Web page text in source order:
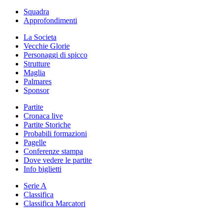
Squadra
Approfondimenti
La Societa
Vecchie Glorie
Personaggi di spicco
Strutture
Maglia
Palmares
Sponsor
Partite
Cronaca live
Partite Storiche
Probabili formazioni
Pagelle
Conferenze stampa
Dove vedere le partite
Info biglietti
Serie A
Classifica
Classifica Marcatori